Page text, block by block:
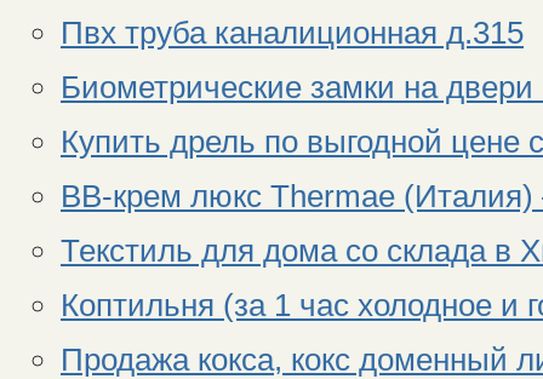
Пвх труба каналиционная д.315
Биометрические замки на
Купить дрель по выгодной цене
BB-крем люкс Thermae
Текстиль для дома со склада в
Коптильня (за 1 час холодное и
Продажа кокса, кокс доменный